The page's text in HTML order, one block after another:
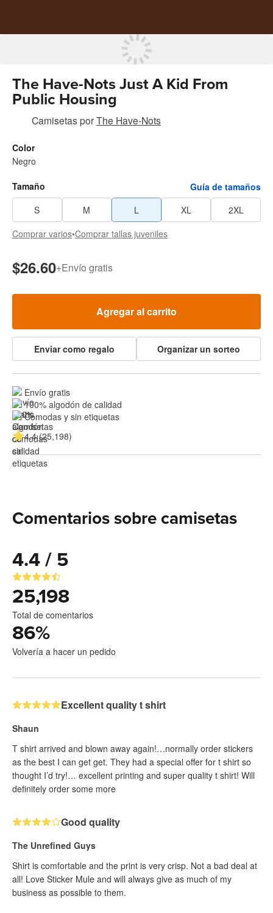
The Have-Nots Just A Kid From
Public Housing
CamisetasporThe Have-Nots
Color
Negro
Tamaño
Guía de tamaños
S
M L XL
2XL
Comprar varios•Comprar tallas juveniles
$26.60+Envío gratis
Agregar al carrito
Enviar como regalo Organizar un sorteo
Envío gratis
100% algodón de calidad
Cómodas y sin etiquetas
4.4 (25,198)
Comentarios sobre camisetas
4.4 / 5
25,198
Total de comentarios
86%
Volvería a hacer un pedido
Excellent quality t shirt
Shaun
T shirt arrived and blown away again!…normally order stickers
as the best I can get get. They had a special offer for t shirt so
thought I’d try!… excellent printing and super quality t shirt! Will
definitely order some more
Good quality
The Unrefined Guys
Shirt is comfortable and the print is very crisp. Not a bad deal at
all! Love Sticker Mule and will always give as much of my
business as possible to them.